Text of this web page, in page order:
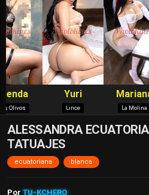
ALESSANDRA
TATUAJES
ecuatoriana blanca
Por TU-KCHERO